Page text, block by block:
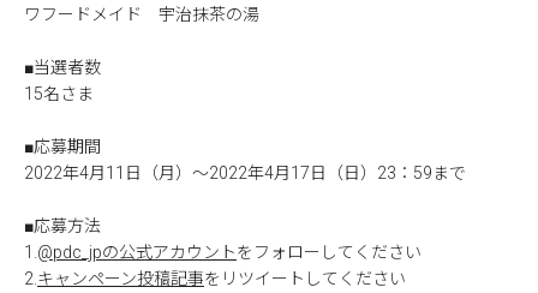
ワフードメイド 宇治抹茶の湯
■当選者数
15名さま
■応募期間
2022年4月11日（月）～2022年4月17日（日）23：59まで
■応募方法
1.@pdc_jpの公式アカウントをフォローしてください
2.キャンペーン投稿記事をリツイートしてください